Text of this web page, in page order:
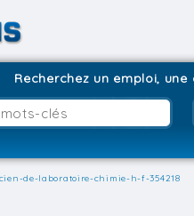
Recherchez un emploi,
de-laboratoire-chimie-h-f-354218